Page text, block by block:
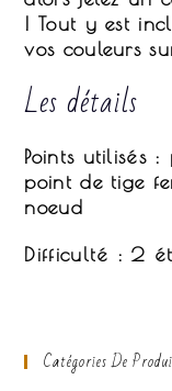
! Tout y est
vos couleurs
Les détails
Points utilisés
point de tige
noeud
Difficulté : 2
Catégories De